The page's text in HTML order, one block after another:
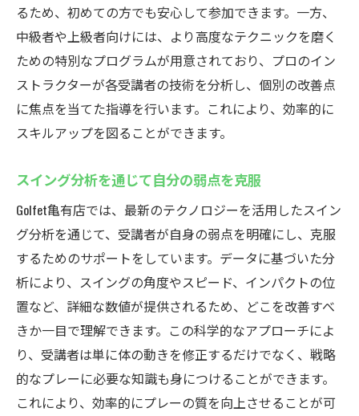
るため、初めての方でも安心して参加できます。一方、
中級者や上級者向けには、より高度なテクニックを磨く
ための特別なプログラムが用意されており、プロのイン
ストラクターが各受講者の技術を分析し、個別の改善点
に焦点を当てた指導を行います。これにより、効率的に
スキルアップを図ることができます。
スイング分析を通じて自分の弱点を克服
Golfet亀有店では、最新のテクノロジーを活用したスイン
グ分析を通じて、受講者が自身の弱点を明確にし、克服
するためのサポートをしています。データに基づいた分
析により、スイングの角度やスピード、インパクトの位
置など、詳細な数値が提供されるため、どこを改善すべ
きか一目で理解できます。この科学的なアプローチによ
り、受講者は単に体の動きを修正するだけでなく、戦略
的なプレーに必要な知識も身につけることができます。
これにより、効率的にプレーの質を向上させることが可